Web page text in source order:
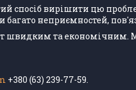
спосіб вирішити цю
багато неприємностей,
швидким та економічним.
+380 (63) 239-77-59.